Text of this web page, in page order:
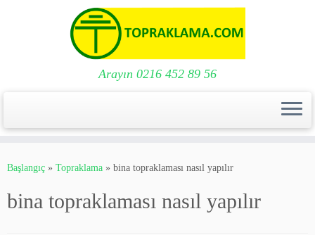
to
Arayın 0216 452 89 56
Başlangıç » Topraklama » bina topraklaması nasıl yapılır
bina topraklaması nasıl yapılır